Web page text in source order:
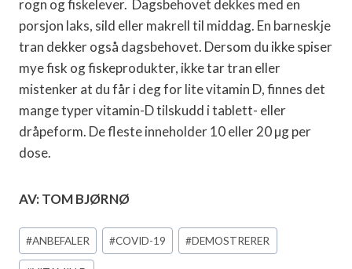
rogn og fiskelever. Dagsbehovet dekkes med en
porsjon laks, sild eller makrell til middag. En barneskje
tran dekker også dagsbehovet. Dersom du ikke spiser
mye fisk og fiskeprodukter, ikke tar tran eller
mistenker at du får i deg for lite vitamin D, finnes det
mange typer vitamin-D tilskudd i tablett- eller
dråpeform. De fleste inneholder 10 eller 20 µg per
dose.
AV: TOM BJØRNØ
Post
Tags:
#ANBEFALER #COVID-19 #DEMOSTRERER